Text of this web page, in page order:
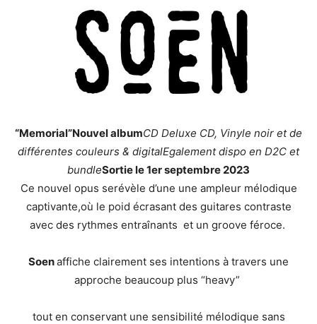
“Memorial”Nouvel albumCD Deluxe CD, Vinyle noir et de
différentes couleurs & digitalEgalement dispo en D2C et
bundleSortie le 1er septembre 2023
Ce nouvel opus serévèle d’une une ampleur mélodique
captivante,où le poid écrasant des guitares contraste
avec des rythmes entraînants et un groove féroce.
Soenaffiche clairement ses intentions à travers une
approche beaucoup plus “heavy”
tout en conservant une sensibilité mélodique sans